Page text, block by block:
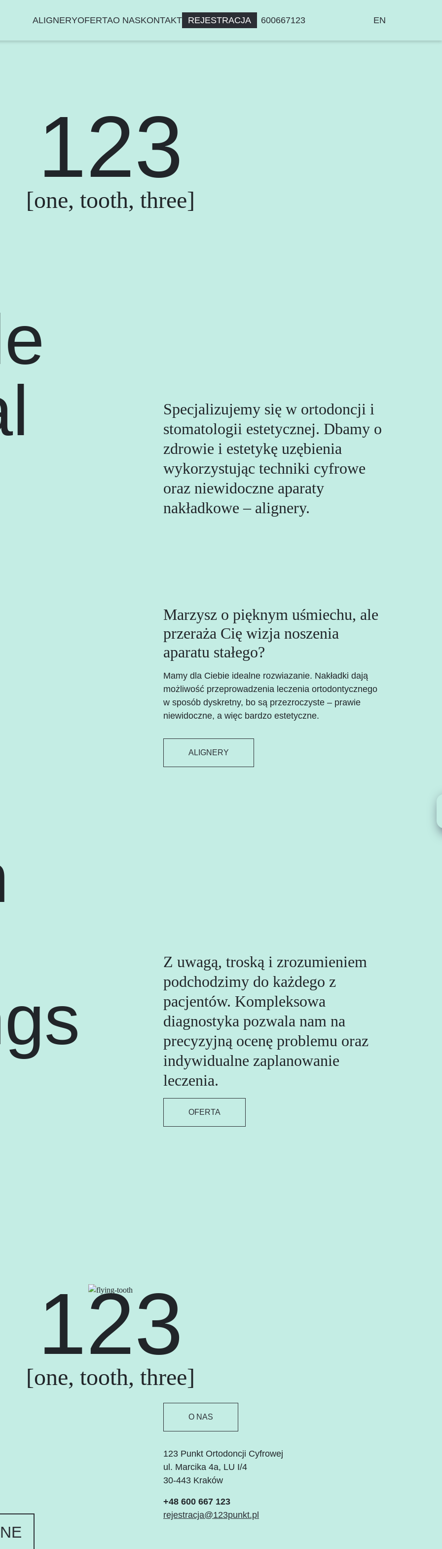
ALIGNERYOFERTAO NASKONTAKT REJESTRACJA 600667123 EN
123
[one, tooth, three]
Specjalizujemy się w ortodoncji i
stomatologii estetycznej. Dbamy o
zdrowie i estetykę uzębienia
wykorzystując techniki cyfrowe
oraz niewidoczne aparaty
nakładkowe – alignery.
Marzysz o pięknym uśmiechu, ale
przeraża Cię wizja noszenia
aparatu stałego?
Mamy dla Ciebie idealne rozwiazanie. Nakładki dają
możliwość przeprowadzenia leczenia ortodontycznego
w sposób dyskretny, bo są przezroczyste – prawie
niewidoczne, a więc bardzo estetyczne.
ALIGNERY
Z uwagą, troską i zrozumieniem
podchodzimy do każdego z
pacjentów. Kompleksowa
diagnostyka pozwala nam na
precyzyjną ocenę problemu oraz
indywidualne zaplanowanie
leczenia.
OFERTA
123
[one, tooth, three]
O NAS
123 Punkt Ortodoncji Cyfrowej
ul. Marcika 4a, LU I/4
30-443 Kraków
+48 600 667 123
rejestracja@123punkt.pl